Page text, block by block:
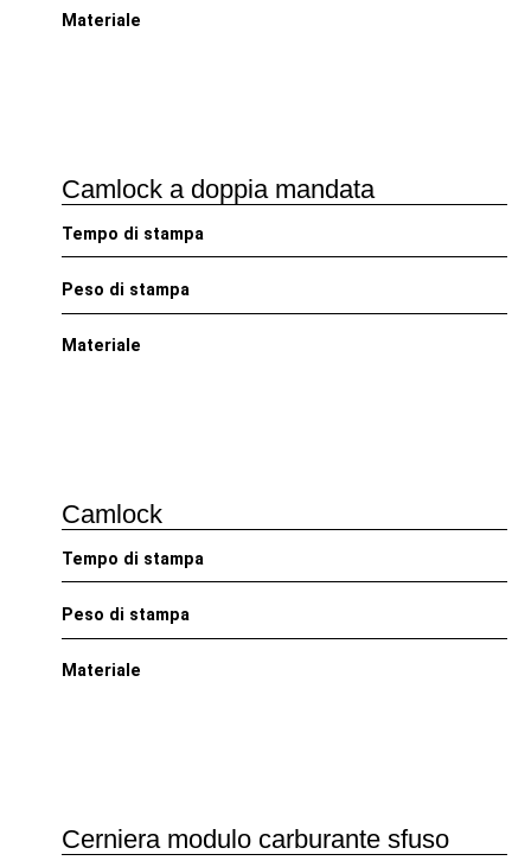
Materiale
Camlock a doppia mandata
Tempo di stampa
Peso di stampa
Materiale
Camlock
Tempo di stampa
Peso di stampa
Materiale
Cerniera modulo carburante sfuso